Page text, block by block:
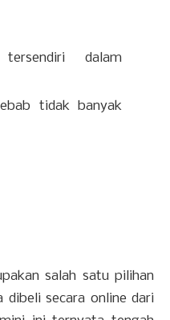
dalam
tidak banyak
salah satu pilihan
secara online dari